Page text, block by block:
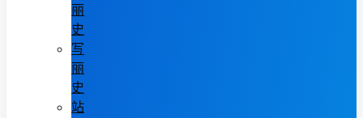
丽
史
写
丽
史
站